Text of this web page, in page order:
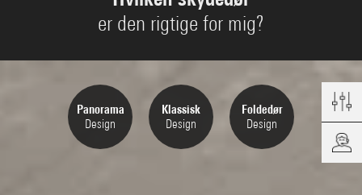
er den rigtige for mig?
Panorama
Design
Klassisk
Design
Foldedør
Design